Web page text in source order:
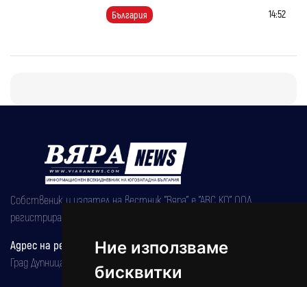
Ние използваме
бисквитки
България 14:52
Собственик и издател на вестник "Вяра" е "АВС КО" ООД,
регистрирана на 08.05.2002 година.
Адрес на редакцията
Град Дупница, ул.''Христо Ботев" 43